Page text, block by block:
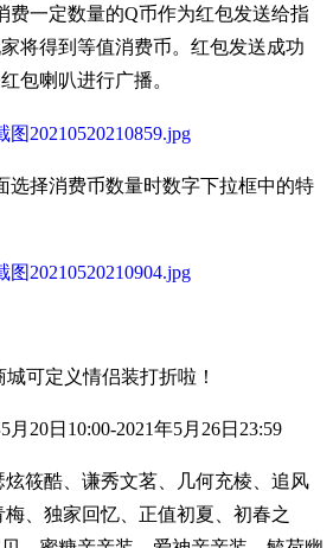
费一定数量的Q币作为红包发送给指
将得到等值消费币。红包发送成功
包喇叭进行广播。
选择消费币数量时数字下拉框中的特
可定义情侣装打折啦！
月20日10:00-2021年5月26日23:59
炫筱酷、谦秀文茗、几何充棱、追风
、独家回忆、正值初夏、初春之